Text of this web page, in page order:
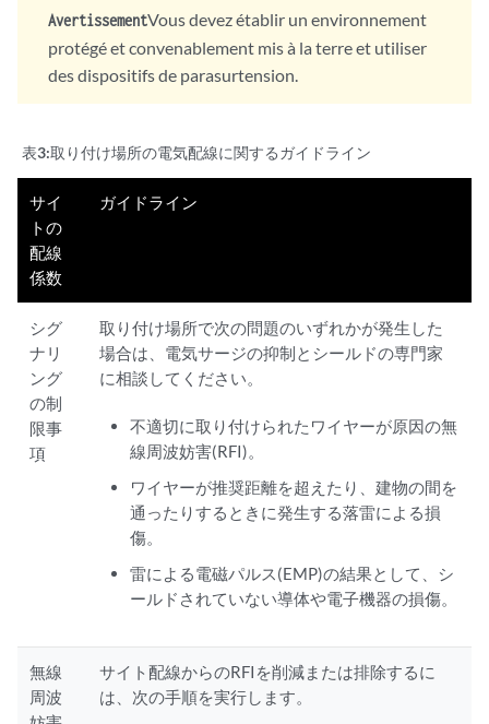
AvertissementVous devez établir un environnement
protégé et convenablement mis à la terre et utiliser
des dispositifs de parasurtension.
表3:取り付け場所の電気配線に関するガイドライン
サイ
トの
配線
係数
ガイドライン
シグ
ナリ
ング
の制
限事
項
取り付け場所で次の問題のいずれかが発生した
場合は、電気サージの抑制とシールドの専門家
に相談してください。
不適切に取り付けられたワイヤーが原因の無
線周波妨害(RFI)。
ワイヤーが推奨距離を超えたり、建物の間を
通ったりするときに発生する落雷による損
傷。
雷による電磁パルス(EMP)の結果として、シ
ールドされていない導体や電子機器の損傷。
無線
周波
サイト配線からのRFIを削減または排除するに
は、次の手順を実行します。